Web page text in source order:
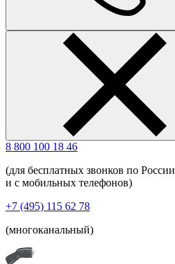
8 800 100 18 46
(для бесплатных звонков по России
и с мобильных телефонов)
+7 (495) 115 62 78
(многоканальный)